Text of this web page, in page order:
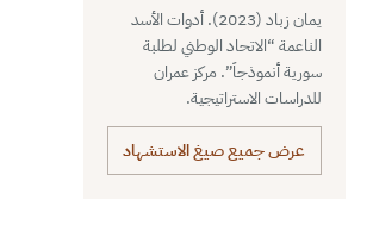
يمان زباد (2023). أدوات الأسد
الناعمة “الاتحاد الوطني لطلبة
سورية أنموذجاَ”. مركز عمران
للدراسات الاستراتيجية.
عرض جميع صيغ الاستشهاد